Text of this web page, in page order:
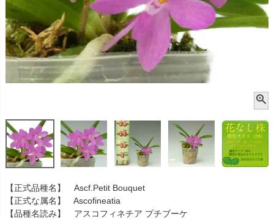
【正式品種名】 Ascf.Petit Bouquet
【正式な属名】 Ascofineatia
【品種名読み】 アスコフィネチア プチブーケ